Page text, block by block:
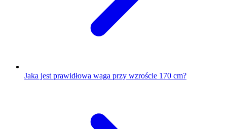
Jaka jest prawidłowa waga przy wzroście 170 cm?